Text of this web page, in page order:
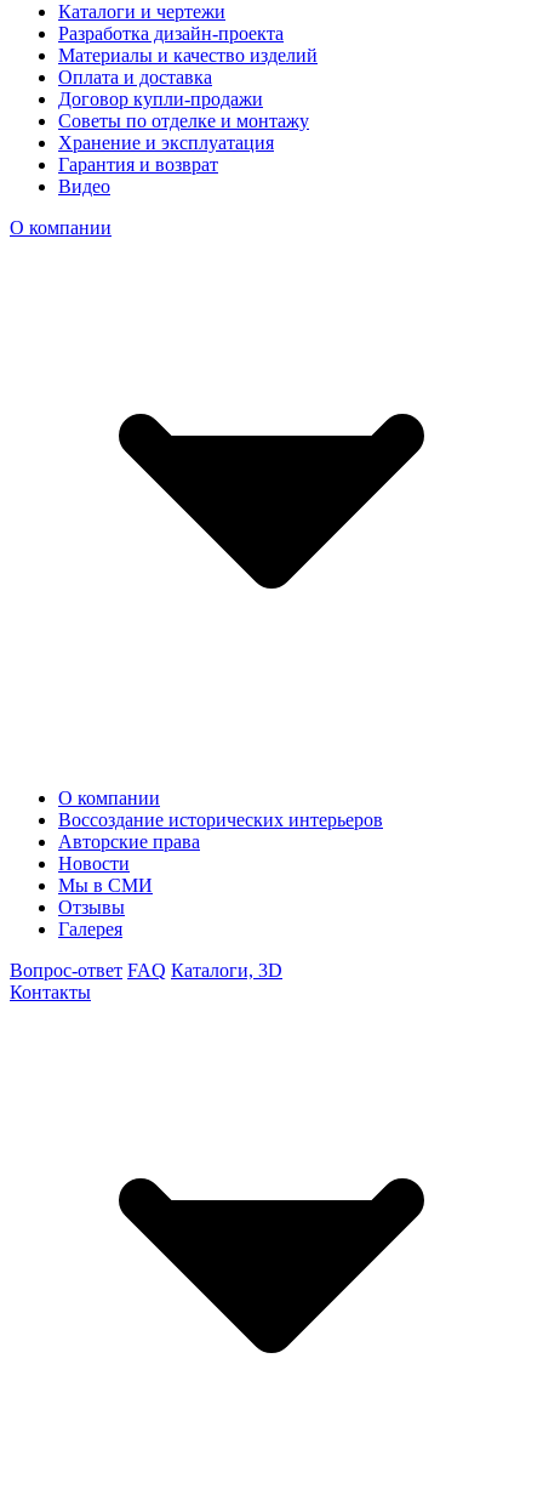
Каталоги и чертежи
Разработка дизайн-проекта
Материалы и качество изделий
Оплата и доставка
Договор купли-продажи
Советы по отделке и монтажу
Хранение и эксплуатация
Гарантия и возврат
Видео
О компании
О компании
Воссоздание исторических интерьеров
Авторские права
Новости
Мы в СМИ
Отзывы
Галерея
Вопрос-ответ FAQ Каталоги, 3D
Контакты